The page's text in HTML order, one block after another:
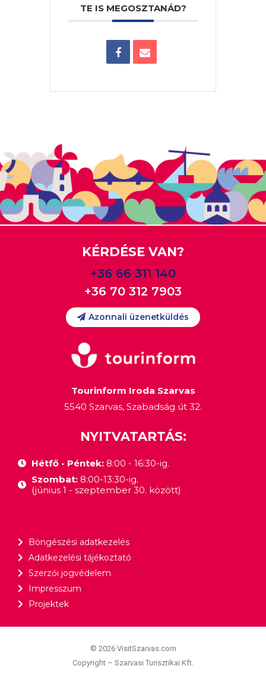
TE IS MEGOSZTANÁD?
KÉRDÉSE VAN?
+36 66 311 140
+36 70 312 7903
Azonnali üzenetküldés
Tourinform Iroda Szarvas
5540 Szarvas, Szabadság út 32.
NYITVATARTÁS:
Hétfő - Péntek:8:00 - 16:30-ig.
Szombat: 8:00-13:30-ig.
(június 1 - szeptember 30. között)
Böngészési adatkezelés
Adatkezelési tájékoztató
Szerzői jogvédelem
Impresszum
Projektek
© 2026 VisitSzarvas.com
Copyright – Szarvasi Turisztikai Kft.